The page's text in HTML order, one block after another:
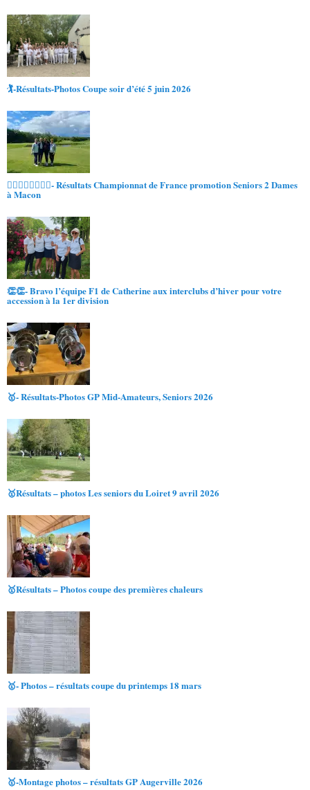
🏌️-Résultats-Photos Coupe soir d’été 5 juin 2026
🏌️‍♀️🏌️‍♀️🏌️‍♀️🏌️‍♀️- Résultats Championnat de France promotion Seniors 2 Dames
à Macon
👏👏- Bravo l’équipe F1 de Catherine aux interclubs d’hiver pour votre
accession à la 1er division
🥇- Résultats-Photos GP Mid-Amateurs, Seniors 2026
🥇Résultats – photos Les seniors du Loiret 9 avril 2026
🥇Résultats – Photos coupe des premières chaleurs
🥇- Photos – résultats coupe du printemps 18 mars
🥇-Montage photos – résultats GP Augerville 2026